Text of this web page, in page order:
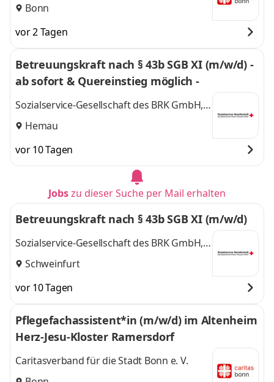
Bonn
vor 2 Tagen
Betreuungskraft nach § 43b SGB XI (m/w/d) -
ab sofort & Quereinstieg möglich -
Sozialservice-Gesellschaft des BRK GmbH,
SeniorenWohnen Hemau
Hemau
vor 10 Tagen
Jobszu dieser Suche per Mail erhalten
Betreuungskraft nach § 43b SGB XI (m/w/d)
Sozialservice-Gesellschaft des BRK GmbH,
SeniorenWohnen Schweinfurt St. Elisabeth
Schweinfurt
vor 10 Tagen
Pflegefachassistent*in (m/w/d) im Altenheim
Herz-Jesu-Kloster Ramersdorf
Caritasverband für die Stadt Bonn e. V.